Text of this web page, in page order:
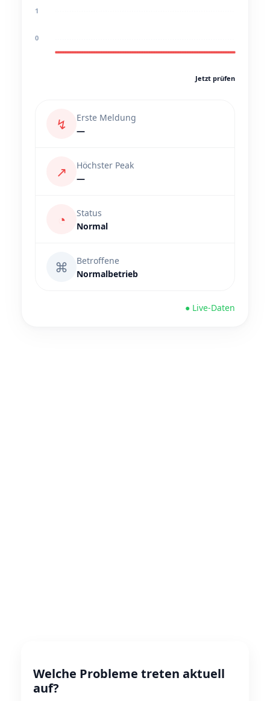
1
0
Jetzt prüfen
↯
Erste Meldung
—
↗
Höchster Peak
—
◔
Status
Normal
⌘
Betroffene
Normalbetrieb
● Live-Daten
Welche Probleme treten aktuell
auf?